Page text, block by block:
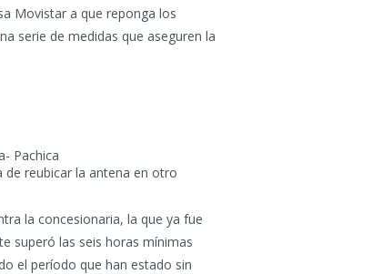
Movistar a que reponga los
serie de medidas que aseguren la
Pachica
reubicar la antena en otro
la concesionaria, la que ya fue
superó las seis horas mínimas
el período que han estado sin